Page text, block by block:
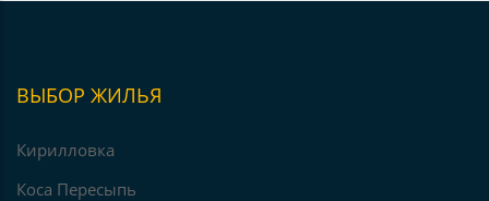
ВЫБОР ЖИЛЬЯ
Кирилловка
Коса Пересыпь